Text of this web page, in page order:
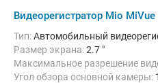
Видеорегистратор Mio
Тип:Автомобильный
Размер экрана:2.7 "
Максимальное разрешение
Угол обзора основной камеры: